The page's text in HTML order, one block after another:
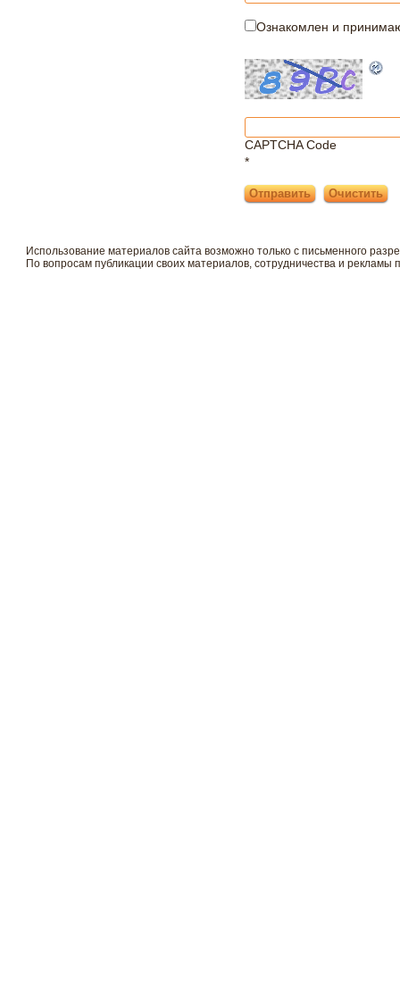
Ознакомлен и
CAPTCHA Code
*
Использование материалов сайта возможно только с письменного
По вопросам публикации своих материалов, сотрудничества и